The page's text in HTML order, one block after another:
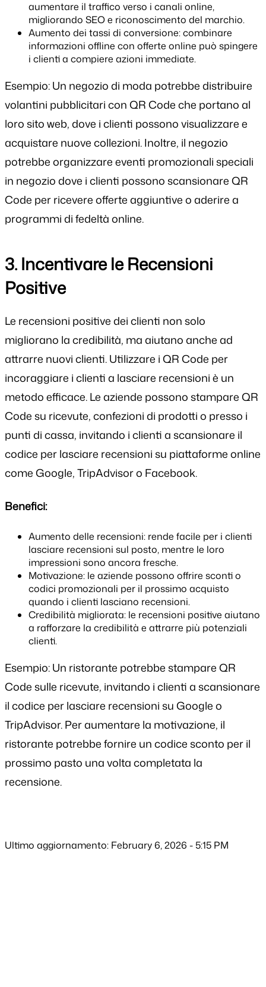
aumentare il traffico verso i canali online,
migliorando SEO e riconoscimento del marchio.
Aumento dei tassi di conversione: combinare
informazioni offline con offerte online può spingere
i clienti a compiere azioni immediate.
Esempio: Un negozio di moda potrebbe distribuire
volantini pubblicitari con QR Code che portano al
loro sito web, dove i clienti possono visualizzare e
acquistare nuove collezioni. Inoltre, il negozio
potrebbe organizzare eventi promozionali speciali
in negozio dove i clienti possono scansionare QR
Code per ricevere offerte aggiuntive o aderire a
programmi di fedeltà online.
3. Incentivare le Recensioni
Positive
Le recensioni positive dei clienti non solo
migliorano la credibilità, ma aiutano anche ad
attrarre nuovi clienti. Utilizzare i QR Code per
incoraggiare i clienti a lasciare recensioni è un
metodo efficace. Le aziende possono stampare QR
Code su ricevute, confezioni di prodotti o presso i
punti di cassa, invitando i clienti a scansionare il
codice per lasciare recensioni su piattaforme online
come Google, TripAdvisor o Facebook.
Benefici:
Aumento delle recensioni: rende facile per i clienti
lasciare recensioni sul posto, mentre le loro
impressioni sono ancora fresche.
Motivazione: le aziende possono offrire sconti o
codici promozionali per il prossimo acquisto
quando i clienti lasciano recensioni.
Credibilità migliorata: le recensioni positive aiutano
a rafforzare la credibilità e attrarre più potenziali
clienti.
Esempio: Un ristorante potrebbe stampare QR
Code sulle ricevute, invitando i clienti a scansionare
il codice per lasciare recensioni su Google o
TripAdvisor. Per aumentare la motivazione, il
ristorante potrebbe fornire un codice sconto per il
prossimo pasto una volta completata la
recensione.
Ultimo aggiornamento: February 6, 2026 - 5:15 PM